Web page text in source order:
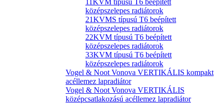
11KVM típusú T6 beépített
középszelepes radiátorok
21KVMS típusú T6 beépített
középszelepes radiátorok
22KVM típusú T6 beépített
középszelepes radiátorok
33KVM típusú T6 beépített
középszelepes radiátorok
Vogel & Noot Vonova VERTIKÁLIS kompakt
acéllemez lapradiátor
Vogel & Noot Vonova VERTIKÁLIS
középcsatlakozású acéllemez lapradiátor